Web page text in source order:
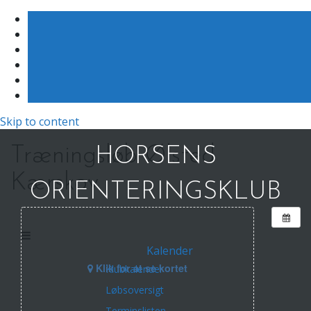
Skip to content
HORSENS
ORIENTERINGSKLUB
Kalender
Klubkalender
Løbsoversigt
Træningsløb Ølsted
Kærskov
Klik for at se kortet